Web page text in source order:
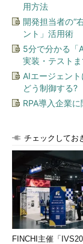
用方法
開発担当者の“
ント」活用術
5分で分かる「
実装・テスト
AIエージェン
どう制御する?
RPA導入企業
チェックしてお
FINCHI主催「